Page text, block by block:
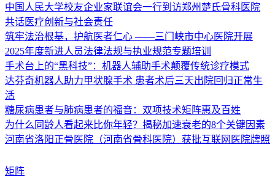
中国人民大学校友企业家联谊会一行到访郑州楚氏骨科医院
共话医疗创新与社会责任
筑牢法治根基，护航医者仁心 ——三门峡市中心医院开展
2025年度新进人员法律法规与执业规范专题培训
手术台上的“黑科技”：机器人辅助手术颠覆传统诊疗模式
达芬奇机器人助力甲状腺手术 患者术后三天出院回归正常生
活
糖尿病患者与肺病患者的福音：双项技术矩阵惠及百姓
为什么同龄人看起来比你年轻？揭秘加速衰老的8个关键因素
河南省洛阳正骨医院（河南省骨科医院）获批互联网医院牌照
矩阵